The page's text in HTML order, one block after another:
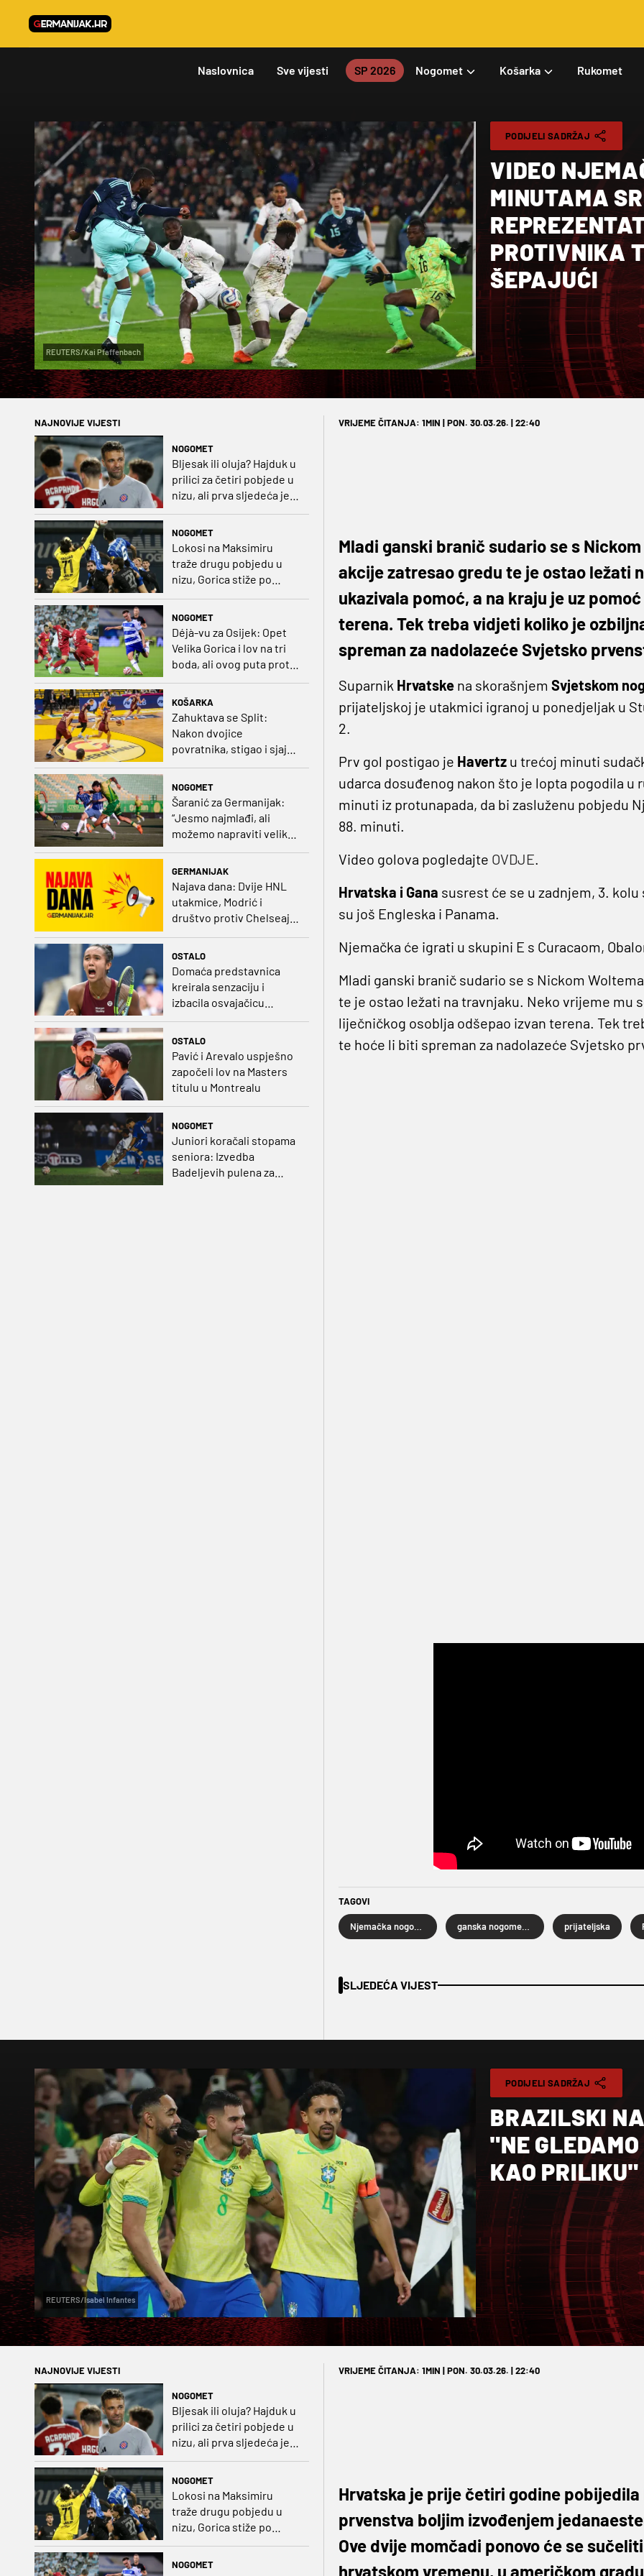
Naslovnica Sve vijesti SP 2026 Nogomet Košarka Rukomet
REUTERS/Kai Pfaffenbach
PODIJELI SADRŽAJ
VIDEO
MINUTAMA
PROTIVNIKA
ŠEPAJUĆI
NAJNOVIJE VIJESTI
NOGOMET
Bljesak ili oluja? Hajduk u
prilici za četiri pobjede u
nizu, ali prva sljedeća je
NOGOMET
Lokosi na Maksimiru
traže drugu pobjedu u
nizu, Gorica stiže po
NOGOMET
Déjà-vu za Osijek: Opet
Velika Gorica i lov na tri
boda, ali ovog puta protiv
Rudeša
KOŠARKA
Zahuktava se Split:
Nakon dvojice
povratnika, stigao i sjajni
šuter
NOGOMET
Šaranić za Germanijak:
“Jesmo najmlađi, ali
možemo napraviti velike
sam danas“
GERMANIJAK
Najava dana: Dvije HNL
utakmice, Modrić i
društvo protiv Chelseaja,
OSTALO
Domaća predstavnica
kreirala senzaciju i
izbacila osvajačicu
Roland Garrosa
OSTALO
Pavić i Arevalo uspješno
započeli lov na Masters
titulu u Montrealu
NOGOMET
Juniori koračali stopama
seniora: Izvedba
Badeljevih pulena za
VRIJEME ČITANJA: 1MIN | PON. 30.03.26. | 22:40
Mladi ganski branič sudario se s
akcije zatresao gredu te je ostao ležati
ukazivala pomoć, a na kraju je uz
terena. Tek treba vidjeti koliko je
spreman za nadolazeće Svjetsko
Suparnik Hrvatske na skorašnjem Svjetskom
prijateljskoj je utakmici igranoj u ponedjeljak u
2.
Prv gol postigao je Havertz u trećoj minuti
udarca dosuđenog nakon što je lopta pogodila u
minuti iz protunapada, da bi zasluženu pobjedu
88. minuti.
Video golova pogledajte OVDJE.
Hrvatska i Gana susrest će se u zadnjem, 3.
su još Engleska i Panama.
Njemačka će igrati u skupini E s Curacaom,
Mladi ganski branič sudario se s Nickom
te je ostao ležati na travnjaku. Neko vrijeme mu
liječničkog osoblja odšepao izvan terena. Tek
te hoće li biti spreman za nadolazeće Svjetsko
TAGOVI
Njemačka nogometna reprezentacija ganska nogometna reprezentacija prijateljska
SLJEDEĆA VIJEST
REUTERS/Isabel Infantes
PODIJELI SADRŽAJ
BRAZILSKI
"NE
KAO PRILIKU"
NAJNOVIJE VIJESTI
NOGOMET
Bljesak ili oluja? Hajduk u
prilici za četiri pobjede u
nizu, ali prva sljedeća je
najvažnija
NOGOMET
Lokosi na Maksimiru
traže drugu pobjedu u
nizu, Gorica stiže po
NOGOMET
VRIJEME ČITANJA: 1MIN | PON. 30.03.26. | 22:40
Hrvatska je prije četiri godine
prvenstva boljim izvođenjem
Ove dvije momčadi ponovo će se
hrvatskom vremenu, u američkom